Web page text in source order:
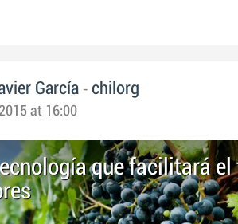
García - chilorg
at 16:00
que facilitará